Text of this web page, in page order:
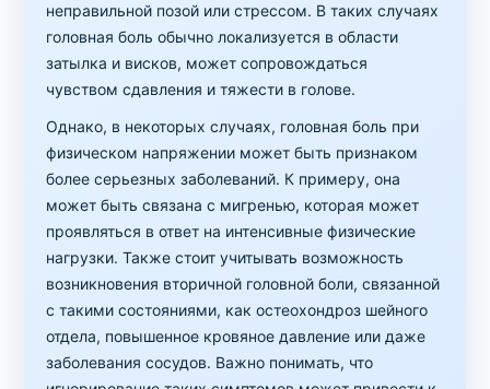
неправильной позой или стрессом. В таких случаях
головная боль обычно локализуется в области
затылка и висков, может сопровождаться
чувством сдавления и тяжести в голове.
Однако, в некоторых случаях, головная боль при
физическом напряжении может быть признаком
более серьезных заболеваний. К примеру, она
может быть связана с мигренью, которая может
проявляться в ответ на интенсивные физические
нагрузки. Также стоит учитывать возможность
возникновения вторичной головной боли, связанной
с такими состояниями, как остеохондроз шейного
отдела, повышенное кровяное давление или даже
заболевания сосудов. Важно понимать, что